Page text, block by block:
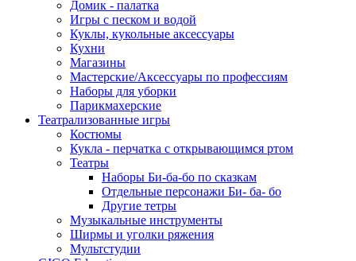
Домик - палатка
Игры с песком и водой
Куклы, кукольные аксессуары
Кухни
Магазины
Мастерские/Аксессуары по профессиям
Наборы для уборки
Парикмахерские
Театрализованные игры
Костюмы
Кукла - перчатка с открывающимся ртом
Театры
Наборы Би-ба-бо по сказкам
Отдельные персонажи Би- ба- бо
Другие тетры
Музыкальные инструменты
Ширмы и уголки ряжения
Мультстудии